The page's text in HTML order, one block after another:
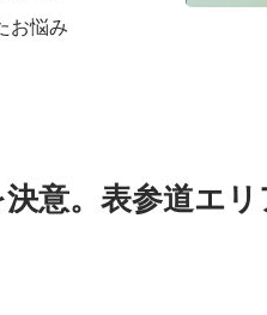
お悩み
意。表参道エ